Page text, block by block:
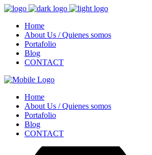
Home
About Us / Quienes somos
Portafolio
Blog
CONTACT
Home
About Us / Quienes somos
Portafolio
Blog
CONTACT